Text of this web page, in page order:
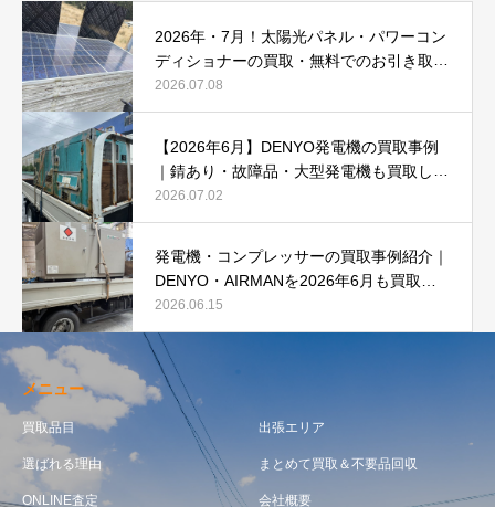
2026年・7月！太陽光パネル・パワーコン
ディショナーの買取・無料でのお引き取り
強化中です(^^♪
2026.07.08
【2026年6月】DENYO発電機の買取事例
｜錆あり・故障品・大型発電機も買取しま
した
2026.07.02
発電機・コンプレッサーの買取事例紹介｜
DENYO・AIRMANを2026年6月も買取強
化中
2026.06.15
メニュー
買取品目 出張エリア
選ばれる理由 まとめて買取＆不要品回収
ONLINE査定 会社概要